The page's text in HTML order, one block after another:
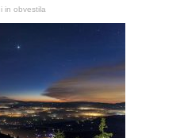
in obvestila